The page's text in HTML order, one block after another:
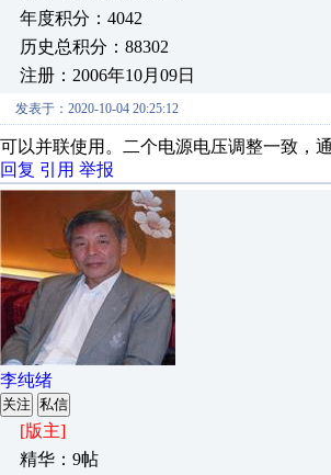
年度积分：4042
历史总积分：88302
注册：2006年10月09日
发表于：2020-10-04 20:25:12
可以并联使用。二个电源电压调整一致，
回复 引用 举报
李纯绪
关注 私信
[版主]
精华：9帖